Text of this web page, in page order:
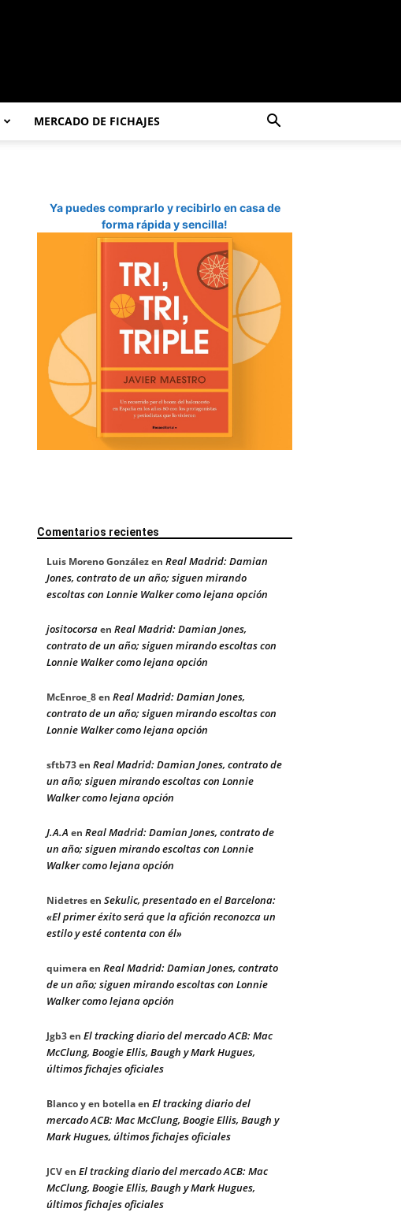
MERCADO DE FICHAJES
Ya puedes comprarlo y recibirlo en casa de
forma rápida y sencilla!
Comentarios recientes
Luis Moreno Gonzálezen Real Madrid: Damian
Jones, contrato de un año; siguen mirando
escoltas con Lonnie Walker como lejana opción
jositocorsaen Real Madrid: Damian Jones,
contrato de un año; siguen mirando escoltas con
Lonnie Walker como lejana opción
McEnroe_8en Real Madrid: Damian Jones,
contrato de un año; siguen mirando escoltas con
Lonnie Walker como lejana opción
sftb73en Real Madrid: Damian Jones, contrato de
un año; siguen mirando escoltas con Lonnie
Walker como lejana opción
J.A.A en Real Madrid: Damian Jones, contrato de
un año; siguen mirando escoltas con Lonnie
Walker como lejana opción
Nidetresen Sekulic, presentado en el Barcelona:
«El primer éxito será que la afición reconozca un
estilo y esté contenta con él»
quimeraen Real Madrid: Damian Jones, contrato
de un año; siguen mirando escoltas con Lonnie
Walker como lejana opción
Jgb3en El tracking diario del mercado ACB: Mac
McClung, Boogie Ellis, Baugh y Mark Hugues,
últimos fichajes oficiales
Blanco y en botellaen El tracking diario del
mercado ACB: Mac McClung, Boogie Ellis, Baugh y
Mark Hugues, últimos fichajes oficiales
JCVen El tracking diario del mercado ACB: Mac
McClung, Boogie Ellis, Baugh y Mark Hugues,
últimos fichajes oficiales